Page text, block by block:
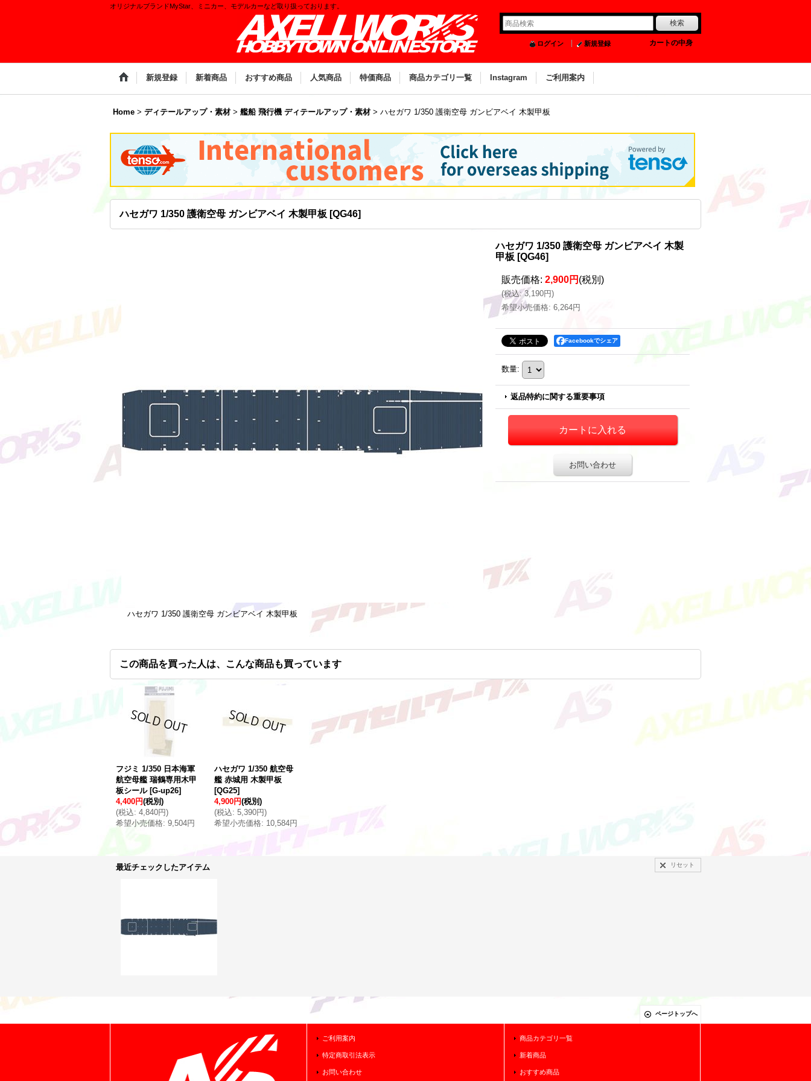
オリジナルブランドMyStar、ミニカー、モデルカーなど取り扱っております。
カートの中身
ログイン 新規登録
新規登録 新着商品 おすすめ商品 人気商品 特価商品 商品カテゴリ一覧 Instagram ご利用案内
Home > ディテールアップ・素材 > 艦船 飛行機 ディテールアップ・素材 > ハセガワ 1/350 護衛空母 ガンビアベイ 木製甲板
ハセガワ 1/350 護衛空母 ガンビアベイ 木製甲板 [QG46]
ハセガワ 1/350 護衛空母 ガンビアベイ 木製
甲板 [QG46]
販売価格: 2,900円 (税別)
(税込: 3,190円)
希望小売価格: 6,264円
Facebookでシェア
数量:
返品特約に関する重要事項
お問い合わせ
ハセガワ 1/350 護衛空母 ガンビアベイ 木製甲板
この商品を買った人は、こんな商品も買っています
フジミ 1/350 日本海軍
航空母艦 瑞鶴専用木甲
板シール [G-up26]
4,400円(税別)
(税込: 4,840円)
希望小売価格: 9,504円
ハセガワ 1/350 航空母
艦 赤城用 木製甲板
[QG25]
4,900円(税別)
(税込: 5,390円)
希望小売価格: 10,584円
最近チェックしたアイテム リセット
ページトップへ
ご利用案内
特定商取引法表示
お問い合わせ
商品カテゴリ一覧
新着商品
おすすめ商品